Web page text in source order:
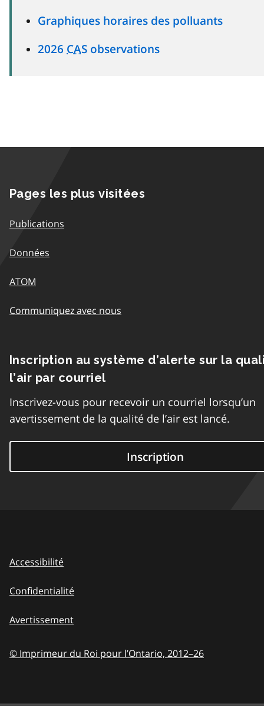
Graphiques horaires des polluants
2026 CAS observations
Pages les plus visitées
Publications
Données
ATOM
Communiquez avec nous
Inscription au système d’alerte sur la
l’air par courriel
Inscrivez-vous pour recevoir un courriel lorsqu’un
avertissement de la qualité de l’air est lancé.
Inscription
Accessibilité
Confidentialité
Avertissement
© Imprimeur du Roi pour l’Ontario, 2012–26